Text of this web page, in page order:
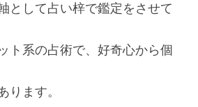
として占い梓で鑑定をさせて
ト系の占術で、好奇心から個
ります。